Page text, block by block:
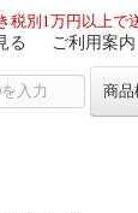
税別1万円以上で
る ご利用案内
商品